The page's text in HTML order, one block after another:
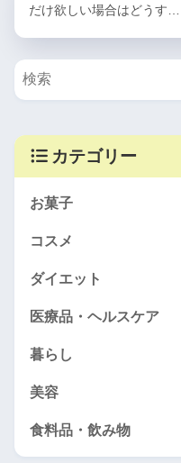
だけ欲しい場合はどうす…
カテゴリー
お菓子
コスメ
ダイエット
医療品・ヘルスケア
暮らし
美容
食料品・飲み物